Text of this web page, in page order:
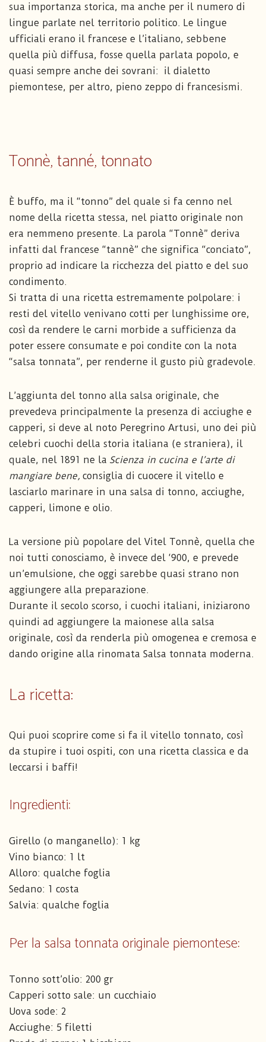
sua importanza storica, ma anche per il numero di
lingue parlate nel territorio politico. Le lingue
ufficiali erano il francese e l’italiano, sebbene
quella più diffusa, fosse quella parlata popolo, e
quasi sempre anche dei sovrani: il dialetto
piemontese, per altro, pieno zeppo di francesismi.
Tonnè, tanné, tonnato
È buffo, ma il “tonno” del quale si fa cenno nel
nome della ricetta stessa, nel piatto originale non
era nemmeno presente. La parola “Tonnè” deriva
infatti dal francese “tannè” che significa “conciato”,
proprio ad indicare la ricchezza del piatto e del suo
condimento.
Si tratta di una ricetta estremamente polpolare: i
resti del vitello venivano cotti per lunghissime ore,
così da rendere le carni morbide a sufficienza da
poter essere consumate e poi condite con la nota
“salsa tonnata”, per renderne il gusto più gradevole.
L’aggiunta del tonno alla salsa originale, che
prevedeva principalmente la presenza di acciughe e
capperi, si deve al noto Peregrino Artusi, uno dei più
celebri cuochi della storia italiana (e straniera), il
quale, nel 1891 ne la Scienza in cucina e l’arte di
mangiare bene, consiglia di cuocere il vitello e
lasciarlo marinare in una salsa di tonno, acciughe,
capperi, limone e olio.
La versione più popolare del Vitel Tonnè, quella che
noi tutti conosciamo, è invece del ‘900, e prevede
un’emulsione, che oggi sarebbe quasi strano non
aggiungere alla preparazione.
Durante il secolo scorso, i cuochi italiani, iniziarono
quindi ad aggiungere la maionese alla salsa
originale, così da renderla più omogenea e cremosa e
dando origine alla rinomata Salsa tonnata moderna.
La ricetta:
Qui puoi scoprire come si fa il vitello tonnato, così
da stupire i tuoi ospiti, con una ricetta classica e da
leccarsi i baffi!
Ingredienti:
Girello (o manganello): 1 kg
Vino bianco: 1 lt
Alloro: qualche foglia
Sedano: 1 costa
Salvia: qualche foglia
Per la salsa tonnata originale piemontese:
Tonno sott’olio: 200 gr
Capperi sotto sale: un cucchiaio
Uova sode: 2
Acciughe: 5 filetti